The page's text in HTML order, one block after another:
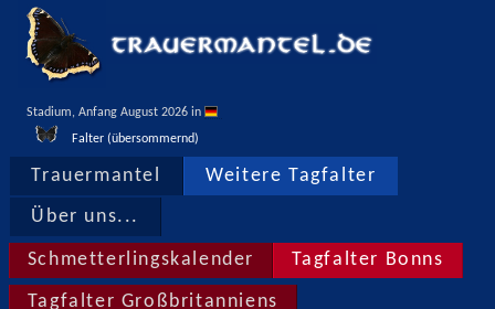
Stadium, Anfang August 2026 in
Falter (übersommernd)
Trauermantel Weitere Tagfalter
Über uns...
Schmetterlingskalender Tagfalter Bonns
Tagfalter Großbritanniens